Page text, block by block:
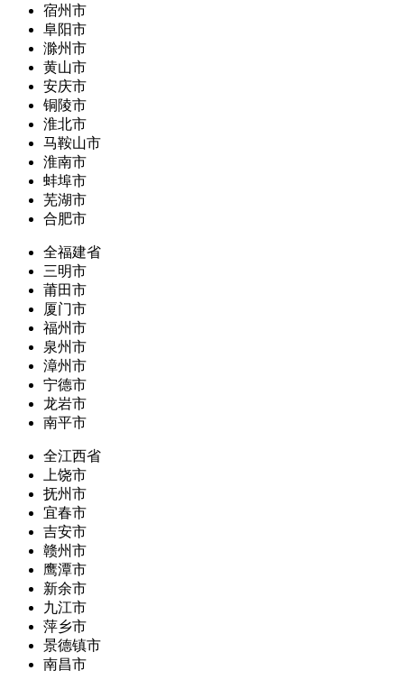
宿州市
阜阳市
滁州市
黄山市
安庆市
铜陵市
淮北市
马鞍山市
淮南市
蚌埠市
芜湖市
合肥市
全福建省
三明市
莆田市
厦门市
福州市
泉州市
漳州市
宁德市
龙岩市
南平市
全江西省
上饶市
抚州市
宜春市
吉安市
赣州市
鹰潭市
新余市
九江市
萍乡市
景德镇市
南昌市